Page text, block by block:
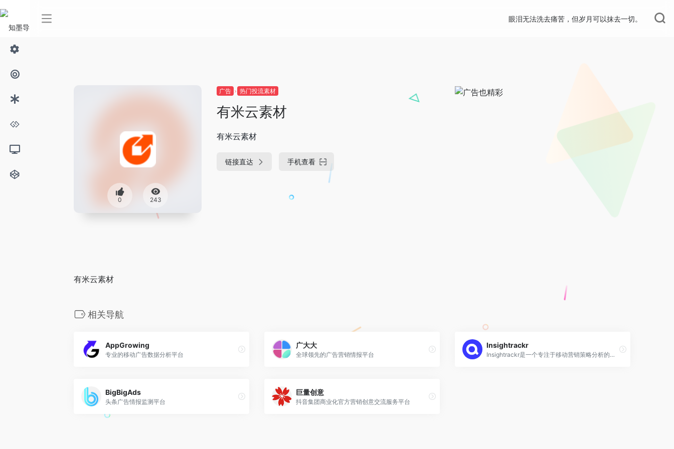
眼泪无法洗去痛苦，但岁月可以抹去一切。
0 243
广告 热门投流素材
有米云素材
有米云素材
链接直达 手机查看
有米云素材
相关导航
AppGrowing
专业的移动广告数据分析平台
广大大
全球领先的广告营销情报平台
Insightrackr
Insightrackr‌是一个专注于移动营销策略分析的数据平台，为全球开发者、媒体和研究机构提供实时的市场洞察与广告数据分析服务，帮助实现高效用户增长 。
BigBigAds
头条广告情报监测平台
巨量创意
抖音集团商业化官方营销创意交流服务平台